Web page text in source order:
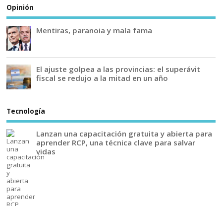
Opinión
Mentiras, paranoia y mala fama
El ajuste golpea a las provincias: el superávit
fiscal se redujo a la mitad en un año
Tecnología
Lanzan una capacitación gratuita y abierta para
aprender RCP, una técnica clave para salvar
vidas